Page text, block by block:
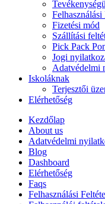
Felhasználási
Fizetési mód
Szállítási
Pick Pack
Jogi
Adatvédelmi
Iskoláknak
Terjesztői
Elérhetőség
Kezdőlap
About us
Adatvédelmi
Blog
Dashboard
Elérhetőség
Faqs
Felhasználási